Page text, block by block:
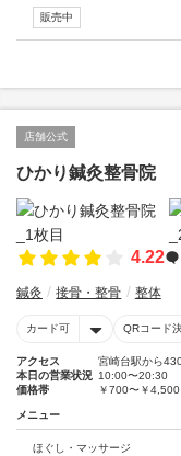
販売中
店舗公式
ひかり鍼灸整骨院
4.22
鍼灸 接骨・整骨 整体
カード可 QRコード
アクセス
宮崎台駅から
本日の営業状況 10:00〜20:30
価格帯
￥700〜￥4,500
メニュー
ほぐし・マッサージ